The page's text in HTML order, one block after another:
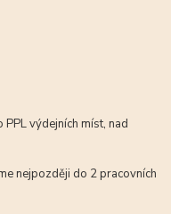
PPL výdejních míst, nad
nejpozději do 2 pracovních